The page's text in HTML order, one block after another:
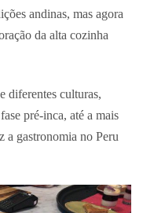
andinas, mas agora
da alta cozinha
diferentes culturas,
pré-inca, até a mais
a gastronomia no Peru